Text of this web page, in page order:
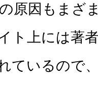
原因もまざ
ト上には著
ているので